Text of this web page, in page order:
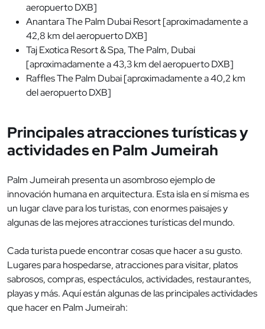
aeropuerto DXB]
Anantara The Palm Dubai Resort [aproximadamente a
42,8 km del aeropuerto DXB]
Taj Exotica Resort & Spa, The Palm, Dubai
[aproximadamente a 43,3 km del aeropuerto DXB]
Raffles The Palm Dubai [aproximadamente a 40,2 km
del aeropuerto DXB]
Principales atracciones turísticas y
actividades en Palm Jumeirah
Palm Jumeirah presenta un asombroso ejemplo de
innovación humana en arquitectura. Esta isla en sí misma es
un lugar clave para los turistas, con enormes paisajes y
algunas de las mejores atracciones turísticas del mundo.
Cada turista puede encontrar cosas que hacer a su gusto.
Lugares para hospedarse, atracciones para visitar, platos
sabrosos, compras, espectáculos, actividades, restaurantes,
playas y más. Aquí están algunas de las principales actividades
que hacer en Palm Jumeirah: